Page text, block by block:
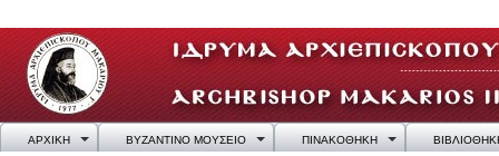
ΑΡΧΙΚΗ ΒΥΖΑΝΤΙΝΟ ΜΟΥΣΕΙΟ ΠΙΝΑΚΟΘΗΚΗ